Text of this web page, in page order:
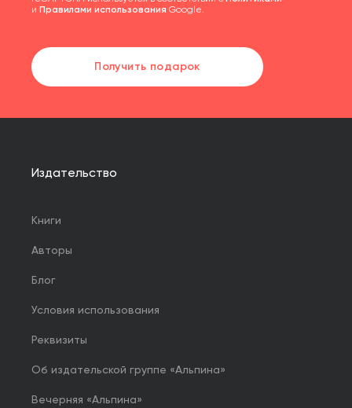
и Правилами использования Google.
Получить подарок
Издательство
Книги
Авторы
Блог
Условия использования
Реквизиты
Об издательской группе «Альпина»
Вечерняя «Альпина»